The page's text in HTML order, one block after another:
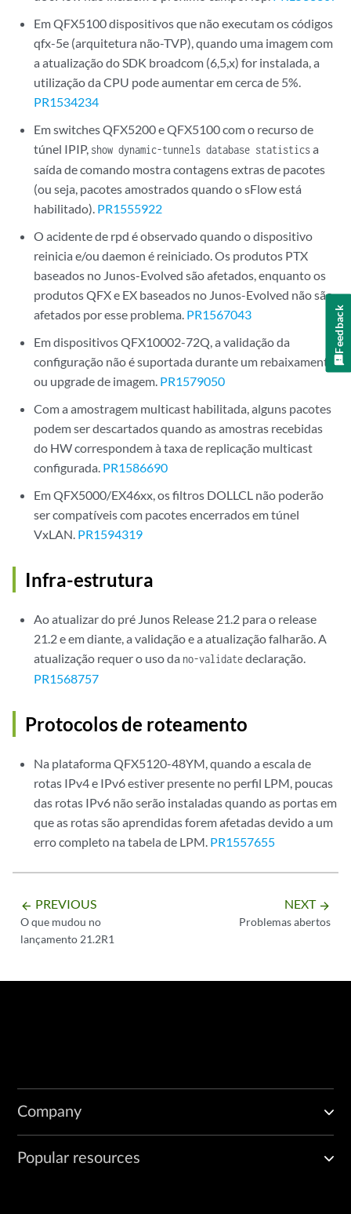
Em QFX5100 dispositivos que não executam os códigos
qfx-5e (arquitetura não-TVP), quando uma imagem com
a atualização do SDK broadcom (6,5,x) for instalada, a
utilização da CPU pode aumentar em cerca de 5%.
PR1534234
Em switches QFX5200 e QFX5100 com o recurso de
túnel IPIP, show dynamic-tunnels database statisticsa
saída de comando mostra contagens extras de pacotes
(ou seja, pacotes amostrados quando o sFlow está
habilitado). PR1555922
O acidente de rpd é observado quando o dispositivo
reinicia e/ou daemon é reiniciado. Os produtos PTX
baseados no Junos-Evolved são afetados, enquanto os
produtos QFX e EX baseados no Junos-Evolved não são
afetados por esse problema. PR1567043
Em dispositivos QFX10002-72Q, a validação da
configuração não é suportada durante um rebaixamento
ou upgrade de imagem. PR1579050
Com a amostragem multicast habilitada, alguns pacotes
podem ser descartados quando as amostras recebidas
do HW correspondem à taxa de replicação multicast
configurada. PR1586690
Em QFX5000/EX46xx, os filtros DOLLCL não poderão
ser compatíveis com pacotes encerrados em túnel
VxLAN. PR1594319
Infra-estrutura
Ao atualizar do pré Junos Release 21.2 para o release
21.2 e em diante, a validação e a atualização falharão. A
atualização requer o uso da no-validatedeclaração.
PR1568757
Protocolos de roteamento
Na plataforma QFX5120-48YM, quando a escala de
rotas IPv4 e IPv6 estiver presente no perfil LPM, poucas
das rotas IPv6 não serão instaladas quando as portas em
que as rotas são aprendidas forem afetadas devido a um
erro completo na tabela de LPM. PR1557655
arrow_backward PREVIOUS
O que mudou no
lançamento 21.2R1
NEXT arrow_forward
Problemas abertos
Company
Popular resources
Feedback